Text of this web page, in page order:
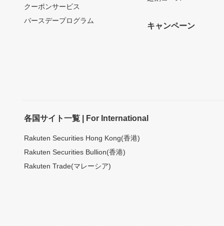
クーポンサービス
バースデープログラム
キャンペーン
各国サイト一覧 | For International
Rakuten Securities Hong Kong(香港)
Rakuten Securities Bullion(香港)
Rakuten Trade(マレーシア)